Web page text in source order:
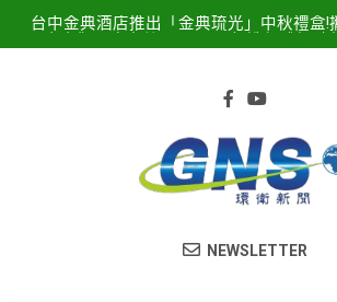
台中金典酒店推出「金典琉光」中秋禮盒!
聯打造臺中海線地方創
勢公布 點燃台中海線
臺中港全面導入智慧LED路燈 優化節能成
環衛新聞
NEWSLETTER